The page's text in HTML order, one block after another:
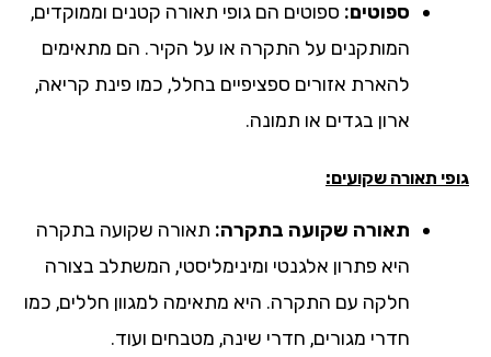
ספוטים:ספוטים הם גופי תאורה קטנים וממוקדים,
המותקנים על התקרה או על הקיר. הם מתאימים
להארת אזורים ספציפיים בחלל, כמו פינת קריאה,
ארון בגדים או תמונה.
תאורה שקועים:
תאורה שקועה בתקרה:תאורה שקועה בתקרה
היא פתרון אלגנטי ומינימליסטי, המשתלב בצורה
חלקה עם התקרה. היא מתאימה למגוון חללים, כמו
חדרי מגורים, חדרי שינה, מטבחים ועוד.